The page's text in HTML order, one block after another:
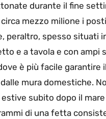
durante il fine
mezzo milione i
peraltro, spesso situati
e a tavola e con ampi
è più facile
mura domestiche.
subito dopo il
di una fetta